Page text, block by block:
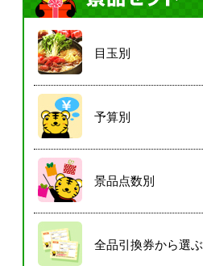
目玉別
予算別
景品点数別
全品引換券から選ぶ